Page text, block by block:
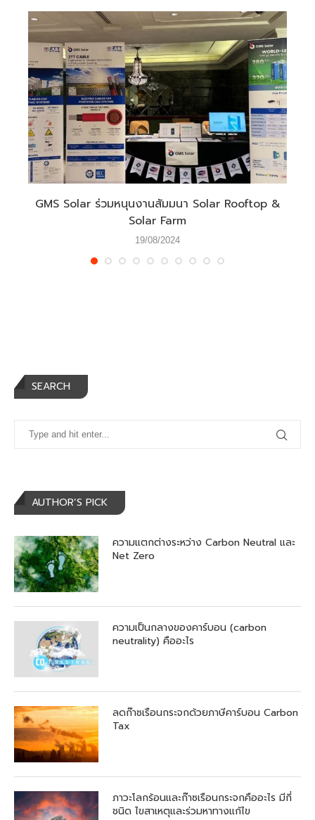
GMS Solar ร่วมหนุนงานสัมมนา Solar Rooftop &
Solar Farm
19/08/2024
SEARCH
AUTHOR’S PICK
ความแตกต่างระหว่าง Carbon Neutral และ
Net Zero
ความเป็นกลางของคาร์บอน (carbon
neutrality) คืออะไร
ลดก๊าซเรือนกระจกด้วยภาษีคาร์บอน Carbon
Tax
ภาวะโลกร้อนและก๊าซเรือนกระจกคืออะไร มีกี่
ชนิด ไขสาเหตุและร่วมหาทางแก้ไข